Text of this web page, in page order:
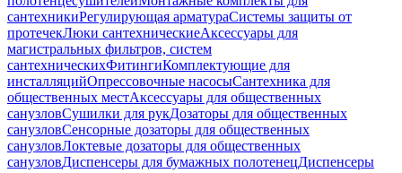
сантехникиРегулирующая арматураСистемы защиты от
протечекЛюки сантехническиеАксессуары для
магистральных фильтров, систем
сантехническихФитингиКомплектующие для
инсталляцийОпрессовочные насосыСантехника для
общественных местАксессуары для общественных
санузловСушилки для рукДозаторы для общественных
санузловСенсорные дозаторы для общественных
санузловЛоктевые дозаторы для общественных
санузловДиспенсеры для бумажных полотенецДиспенсеры